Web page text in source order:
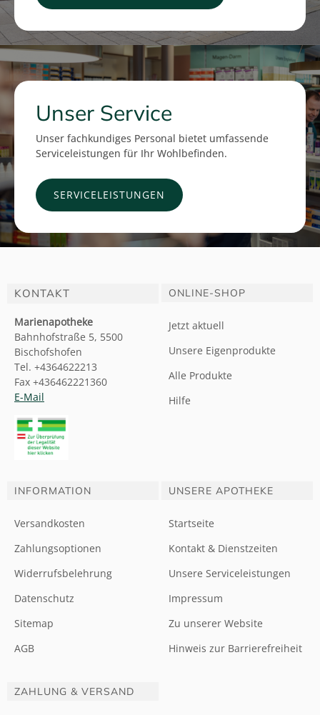
Unser Service
Unser fachkundiges Personal bietet umfassende
Serviceleistungen für Ihr Wohlbefinden.
SERVICELEISTUNGEN
KONTAKT
Marienapotheke
Bahnhofstraße 5, 5500
Bischofshofen
Tel. +4364622213
Fax +436462221360
E-Mail
ONLINE-SHOP
Jetzt aktuell
Unsere Eigenprodukte
Alle Produkte
Hilfe
INFORMATION
Versandkosten
Zahlungsoptionen
Widerrufsbelehrung
Datenschutz
Sitemap
AGB
UNSERE APOTHEKE
Startseite
Kontakt & Dienstzeiten
Unsere Serviceleistungen
Impressum
Zu unserer Website
Hinweis zur Barrierefreiheit
ZAHLUNG & VERSAND